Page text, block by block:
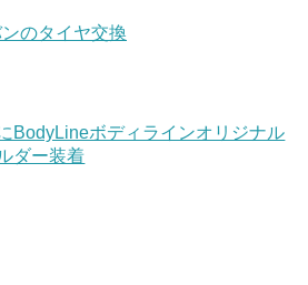
のタイヤ交換
BodyLineボディラインオリジナル
ダー装着